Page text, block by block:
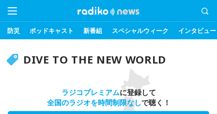
防災 ポッドキャスト 新番組 スペシャルウィーク インタビュー
DIVE TO THE NEW WORLD
ラジコプレミアムに登録して
全国のラジオを時間制限なしで聴く！